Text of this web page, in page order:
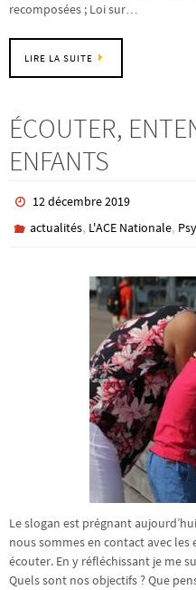
recomposées ; Loi sur…
LIRE LA SUITE
ÉCOUTER,
ENFANTS
12 décembre 2019
actualités, L'ACE Nationale,
Le slogan est prégnant
nous sommes en contact avec
écouter. En y réfléchissant je me
Quels sont nos objectifs ? Que